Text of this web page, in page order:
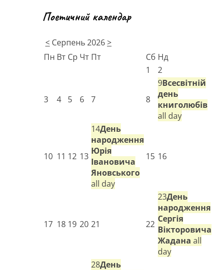
Поетичний календар
< Серпень 2026>
Пн Вт Ср Чт Пт Сб Нд
1
2
3 4 5 6 7 8
9Всесвітній
день
книголюбів
all day
10 11 12 13
14День
народження
Юрія
Івановича
Яновського
all day
15 16
17 18 19 20 21 22
23День
народження
Сергія
Вікторовича
Жадана all
day
28День